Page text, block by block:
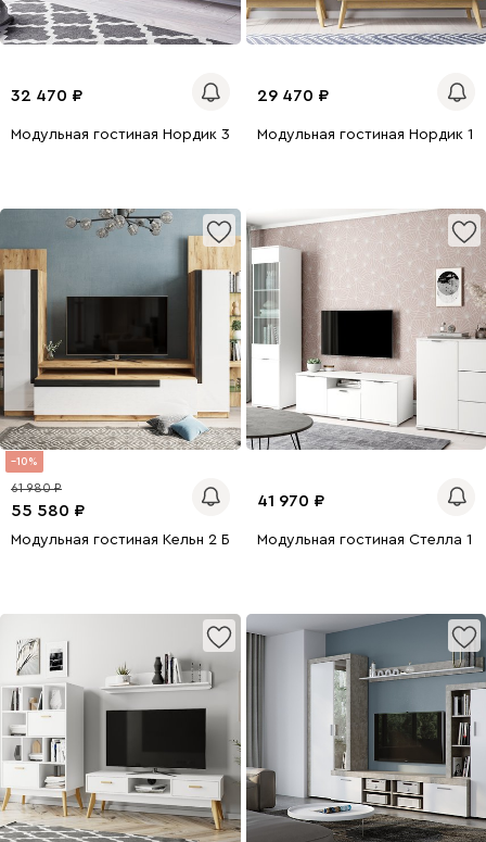
32 470
Модульная гостиная Нордик 3 Черный
29 470
Модульная гостиная Нордик
10
55 580
61 980
Модульная гостиная Кельн 2 Белый
41 970
Модульная гостиная Стелла 1